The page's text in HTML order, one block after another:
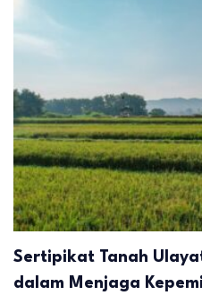
Sertipikat Tanah
dalam Menjaga